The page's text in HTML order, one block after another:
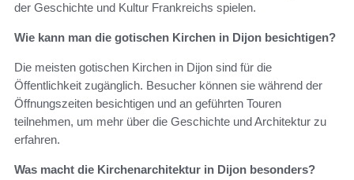
der Geschichte und Kultur Frankreichs spielen.
Wie kann man die gotischen Kirchen in Dijon besichtigen?
Die meisten gotischen Kirchen in Dijon sind für die
Öffentlichkeit zugänglich. Besucher können sie während der
Öffnungszeiten besichtigen und an geführten Touren
teilnehmen, um mehr über die Geschichte und Architektur zu
erfahren.
Was macht die Kirchenarchitektur in Dijon besonders?